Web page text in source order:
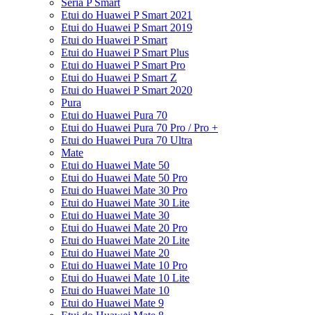
Seria P Smart
Etui do Huawei P Smart 2021
Etui do Huawei P Smart 2019
Etui do Huawei P Smart
Etui do Huawei P Smart Plus
Etui do Huawei P Smart Pro
Etui do Huawei P Smart Z
Etui do Huawei P Smart 2020
Pura
Etui do Huawei Pura 70
Etui do Huawei Pura 70 Pro / Pro +
Etui do Huawei Pura 70 Ultra
Mate
Etui do Huawei Mate 50
Etui do Huawei Mate 50 Pro
Etui do Huawei Mate 30 Pro
Etui do Huawei Mate 30 Lite
Etui do Huawei Mate 30
Etui do Huawei Mate 20 Pro
Etui do Huawei Mate 20 Lite
Etui do Huawei Mate 20
Etui do Huawei Mate 10 Pro
Etui do Huawei Mate 10 Lite
Etui do Huawei Mate 10
Etui do Huawei Mate 9